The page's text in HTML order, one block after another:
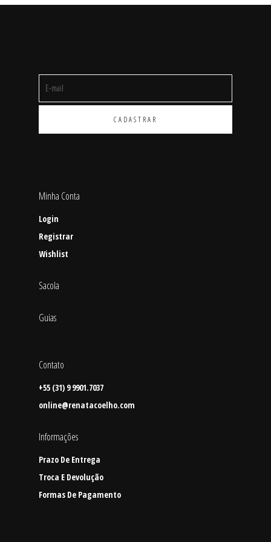
Minha Conta
Login
Registrar
Wishlist
Sacola
Guias
Contato
+55 (31) 9 9901.7037
online@renatacoelho.com
Informações
Prazo De Entrega
Troca E Devolução
Formas De Pagamento